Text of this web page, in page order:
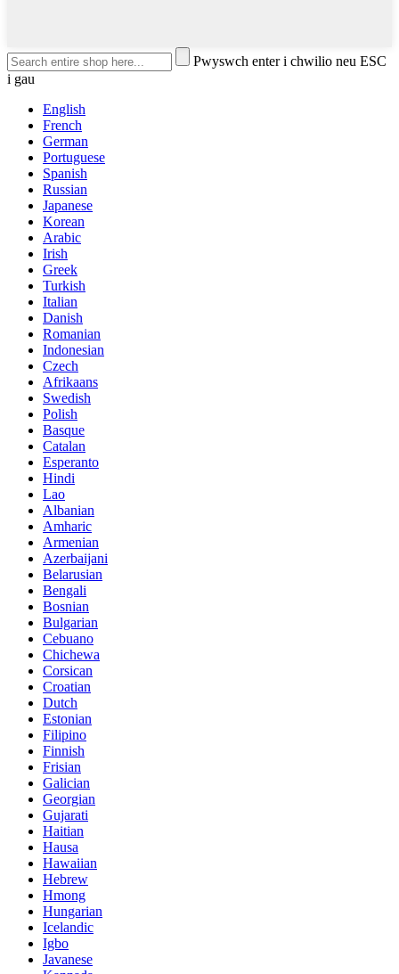
Pwyswch enter i chwilio neu ESC
i gau
English
French
German
Portuguese
Spanish
Russian
Japanese
Korean
Arabic
Irish
Greek
Turkish
Italian
Danish
Romanian
Indonesian
Czech
Afrikaans
Swedish
Polish
Basque
Catalan
Esperanto
Hindi
Lao
Albanian
Amharic
Armenian
Azerbaijani
Belarusian
Bengali
Bosnian
Bulgarian
Cebuano
Chichewa
Corsican
Croatian
Dutch
Estonian
Filipino
Finnish
Frisian
Galician
Georgian
Gujarati
Haitian
Hausa
Hawaiian
Hebrew
Hmong
Hungarian
Icelandic
Igbo
Javanese